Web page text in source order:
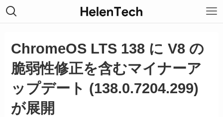
ChromeOS LTS 138 に V8 の
脆弱性修正を含むマイナーア
ップデート (138.0.7204.299)
が展開